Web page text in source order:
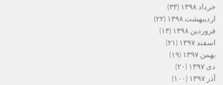
خرداد ۱۳۹۸
(۳۳)
اردیبهشت ۱۳۹۸
(۲۲)
فروردین ۱۳۹۸
(۱۳)
اسفند ۱۳۹۷
(۲۱)
بهمن ۱۳۹۷
(۱۹)
دی ۱۳۹۷
(۲۰)
آذر ۱۳۹۷
(۱۰۰)